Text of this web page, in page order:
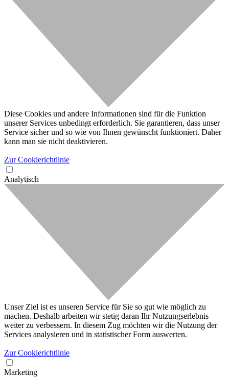
Diese Cookies und andere Informationen sind für die Funktion
unserer Services unbedingt erforderlich. Sie garantieren, dass unser
Service sicher und so wie von Ihnen gewünscht funktioniert. Daher
kann man sie nicht deaktivieren.
Zur Cookierichtlinie
Analytisch
Unser Ziel ist es unseren Service für Sie so gut wie möglich zu
machen. Deshalb arbeiten wir stetig daran Ihr Nutzungserlebnis
weiter zu verbessern. In diesem Zug möchten wir die Nutzung der
Services analysieren und in statistischer Form auswerten.
Zur Cookierichtlinie
Marketing